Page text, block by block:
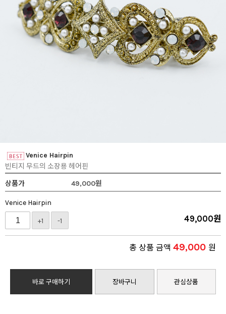
Venice Hairpin
빈티지 무드의 소장용 헤어핀
상품가
49,000원
Venice Hairpin
+1 -1 49,000원
총 상품 금액 49,000 원
바로 구매하기 장바구니 관심상품